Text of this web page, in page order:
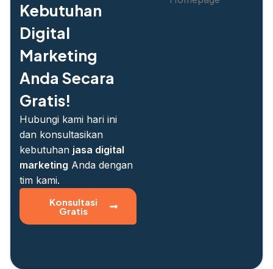
Kebutuhan
Digital
Marketing
Anda Secara
Gratis!
Hubungi kami hari ini
dan konsultasikan
kebutuhan jasa digital
marketing Anda dengan
tim kami.
Konsultasi
Gratis